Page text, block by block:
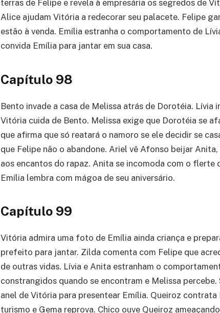
terras de Felipe e revela à empresária os segredos de
Alice ajudam Vitória a redecorar seu palacete. Felipe
estão à venda. Emília estranha o comportamento de
convida Emília para jantar em sua casa.
Capítulo 98
Bento invade a casa de Melissa atrás de Dorotéia. Lívia
Vitória cuida de Bento. Melissa exige que Dorotéia se
que afirma que só reatará o namoro se ele decidir se
que Felipe não o abandone. Ariel vê Afonso beijar
aos encantos do rapaz. Anita se incomoda com o flerte
Emília lembra com mágoa de seu aniversário.
Capítulo 99
Vitória admira uma foto de Emília ainda criança e
prefeito para jantar. Zilda comenta com Felipe que
de outras vidas. Lívia e Anita estranham o
constrangidos quando se encontram e Melissa
anel de Vitória para presentear Emília. Queiroz
turismo e Gema reprova. Chico ouve Queiroz